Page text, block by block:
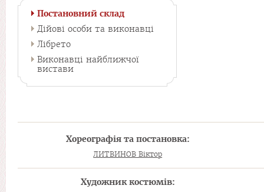
Постановний склад
Дійові особи та виконавці
Лібрето
Виконавці найближчої
вистави
Хореографія та постановка:
ЛИТВИНОВ Віктор
Художник костюмів: